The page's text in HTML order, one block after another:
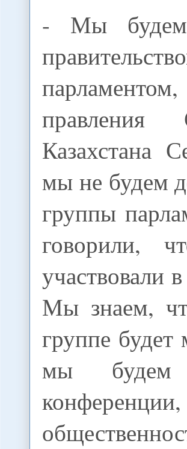
- Мы будем
правления
Казахстана
мы не будем
группы
говорили,
участвовали
Мы знаем,
группе
мы будем